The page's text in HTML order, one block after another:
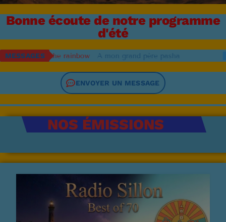
BD
SOUTIEN
EMISSION EN COURS
Bonne écoute de notre programme
d'été
MESSAGESA mon grand père pasha RACHEL
ENVOYER UN MESSAGE
NOS ÉMISSIONS